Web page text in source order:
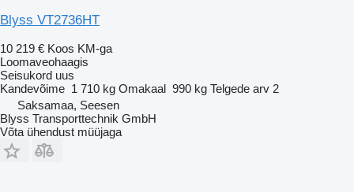
Blyss VT2736HT
10 219 € Koos KM-ga
Loomaveohaagis
Seisukord uus
Kandevõime 1 710 kg Omakaal 990 kg Telgede arv 2
Saksamaa, Seesen
Blyss Transporttechnik GmbH
Võta ühendust müüjaga